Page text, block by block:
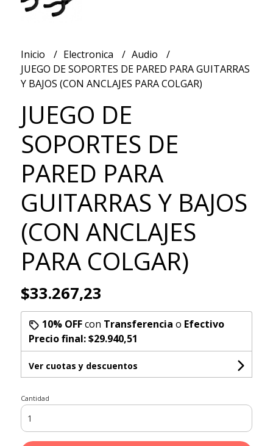
Inicio Electronica
Audio
JUEGO DE SOPORTES DE PARED PARA GUITARRAS
Y BAJOS (CON ANCLAJES PARA COLGAR)
JUEGO DE
SOPORTES DE
PARED PARA
GUITARRAS Y BAJOS
(CON ANCLAJES
PARA COLGAR)
$33.267,23
10% OFFcon Transferencia o Efectivo
Precio final:$29.940,51
Ver cuotas y descuentos
Cantidad